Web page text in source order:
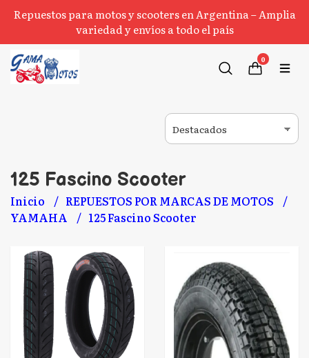
Repuestos para motos y scooters en Argentina – Amplia
variedad y envíos a todo el país
0
125 Fascino Scooter
Inicio
REPUESTOS POR MARCAS DE MOTOS
YAMAHA
125 Fascino Scooter